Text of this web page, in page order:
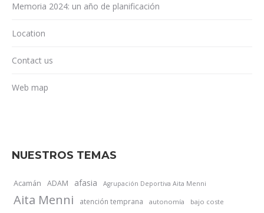
Memoria 2024: un año de planificación
Location
Contact us
Web map
NUESTROS TEMAS
Acamán ADAM afasia Agrupación Deportiva Aita Menni
Aita Menni atención temprana autonomía bajo coste